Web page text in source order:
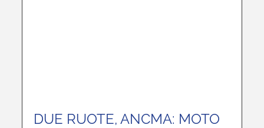
DUE RUOTE, ANCMA: MOTO